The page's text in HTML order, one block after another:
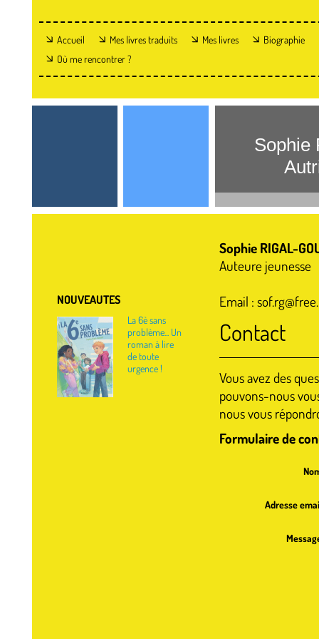
Accueil Mes livres traduits Mes livres
Biographie
Où me rencontrer ?
Sophie
NOUVEAUTES
La 6è sans
problème... Un
roman à lire
de toute
urgence !
Sophie RIGAL-
Auteure jeunesse
Email :
Contact
Vous avez des
pouvons-nous
nous vous
Formulaire de
Adresse